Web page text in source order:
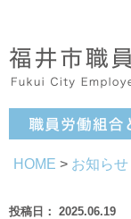
HOME > お知らせ
2025.06.19